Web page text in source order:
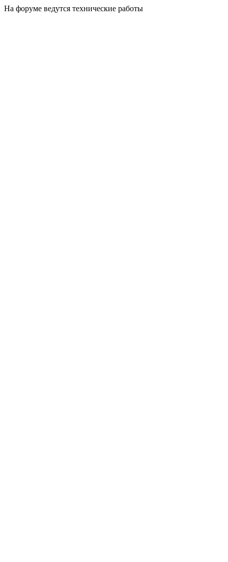
На форуме ведутся технические работы